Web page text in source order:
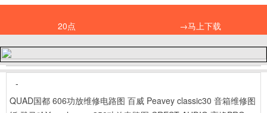
20点 →马上下载
-
QUAD国都 606功放维修电路图 百威 Peavey classic30 音箱维修图